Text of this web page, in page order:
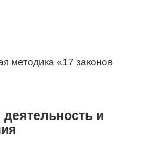
методика «17 законов
и